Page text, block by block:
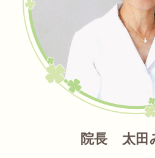
院長 太田